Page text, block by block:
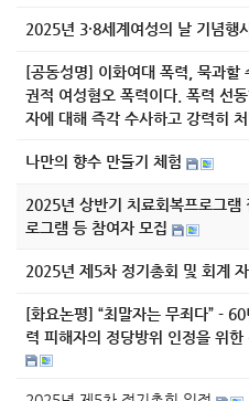
2025년 3·8세계여성의 날 기념행
[공동성명] 이화여대 폭력, 묵과할
권적 여성혐오 폭력이다. 폭력 선
자에 대해 즉각 수사하고 강력히
나만의 향수 만들기 체험
2025년 상반기 치료회복프로그램
로그램 등 참여자 모집
2025년 제5차 정기총회 및 회계
[화요논평] “최말자는 무죄다” -
력 피해자의 정당방위 인정을 위